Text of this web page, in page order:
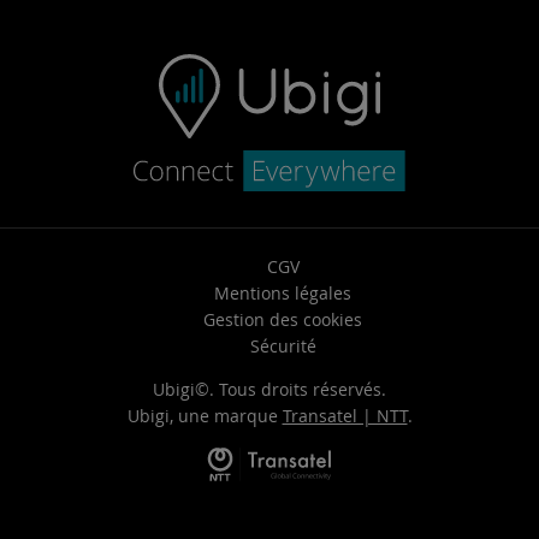
Problèmes de connexion
Revente du véhicule
CGV
Mentions légales
Gestion des cookies
Sécurité
Ubigi©. Tous droits réservés.
Ubigi, une marque Transatel | NTT.